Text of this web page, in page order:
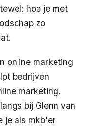
hoe je met
zo
online marketing
bedrijven
marketing.
bij Glenn van
je als mkb'er